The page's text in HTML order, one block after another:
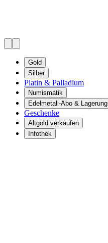
Gold
Silber
Platin & Palladium
Numismatik
Edelmetall-Abo & Lagerung
Geschenke
Altgold verkaufen
Infothek